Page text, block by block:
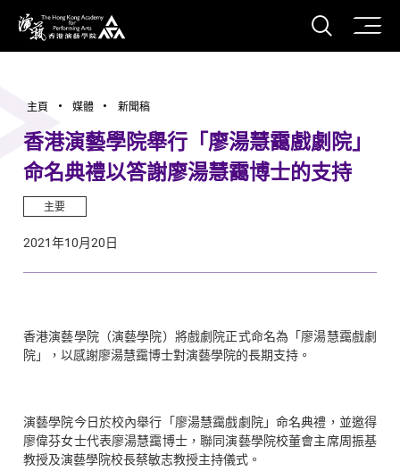
香港演藝學院
打開
主頁 媒體 新聞稿
香港演藝學院舉行「廖湯慧靄戲劇院」
命名典禮以答謝廖湯慧靄博士的支持
主要
2021年10月20日
香港演藝學院（演藝學院）將戲劇院正式命名為「廖湯慧靄戲劇
院」，以感謝廖湯慧靄博士對演藝學院的長期支持。
演藝學院今日於校內舉行「廖湯慧靄戲劇院」命名典禮，並邀得
廖偉芬女士代表廖湯慧靄博士，聯同演藝學院校董會主席周振基
教授及演藝學院校長蔡敏志教授主持儀式。